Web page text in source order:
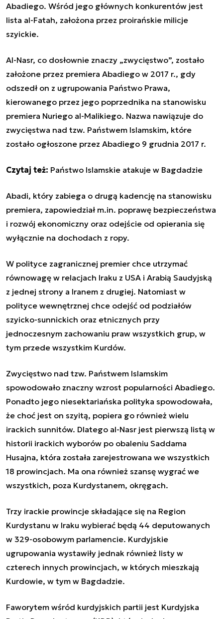
Abadiego. Wśród jego głównych konkurentów jest
lista al-Fatah, założona przez proirańskie milicje
szyickie.
Al-Nasr, co dosłownie znaczy „zwycięstwo”, zostało
założone przez premiera Abadiego w 2017 r., gdy
odszedł on z ugrupowania Państwo Prawa,
kierowanego przez jego poprzednika na stanowisku
premiera Nuriego al-Malikiego. Nazwa nawiązuje do
zwycięstwa nad tzw. Państwem Islamskim, które
zostało ogłoszone przez Abadiego 9 grudnia 2017 r.
Czytaj też: Państwo Islamskie atakuje w Bagdadzie
Abadi, który zabiega o drugą kadencję na stanowisku
premiera, zapowiedział m.in. poprawę bezpieczeństwa
i rozwój ekonomiczny oraz odejście od opierania się
wyłącznie na dochodach z ropy.
W polityce zagranicznej premier chce utrzymać
równowagę w relacjach Iraku z USA i Arabią Saudyjską
z jednej strony a Iranem z drugiej. Natomiast w
polityce wewnętrznej chce odejść od podziałów
szyicko-sunnickich oraz etnicznych przy
jednoczesnym zachowaniu praw wszystkich grup, w
tym przede wszystkim Kurdów.
Zwycięstwo nad tzw. Państwem Islamskim
spowodowało znaczny wzrost popularności Abadiego.
Ponadto jego niesektariańska polityka spowodowała,
że choć jest on szyitą, popiera go również wielu
irackich sunnitów. Dlatego al-Nasr jest pierwszą listą w
historii irackich wyborów po obaleniu Saddama
Husajna, która została zarejestrowana we wszystkich
18 prowincjach. Ma ona również szansę wygrać we
wszystkich, poza Kurdystanem, okręgach.
Trzy irackie prowincje składające się na Region
Kurdystanu w Iraku wybierać będą 44 deputowanych
w 329-osobowym parlamencie. Kurdyjskie
ugrupowania wystawiły jednak również listy w
czterech innych prowincjach, w których mieszkają
Kurdowie, w tym w Bagdadzie.
Faworytem wśród kurdyjskich partii jest Kurdyjska